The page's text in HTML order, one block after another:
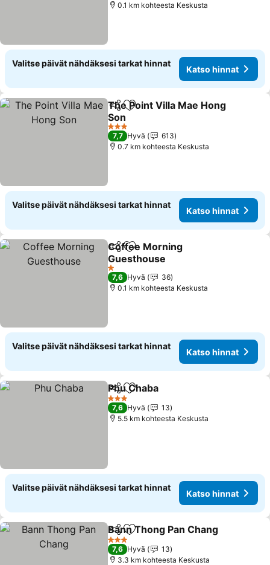
0.1 km kohteesta Keskusta
Valitse päivät nähdäksesi tarkat hinnat
Katso hinnat
Jaa Lisää suosikkeihin
The Point Villa Mae Hong
Son
3 Tähtiluokitus
7,7 Hyvä
613
0.7 km kohteesta Keskusta
Valitse päivät nähdäksesi tarkat hinnat
Katso hinnat
Jaa Lisää suosikkeihin
Coffee Morning
Guesthouse
1 Tähtiluokitus
7,6 Hyvä
36
0.1 km kohteesta Keskusta
Valitse päivät nähdäksesi tarkat hinnat
Katso hinnat
Jaa Lisää suosikkeihin
Phu Chaba
3 Tähtiluokitus
7,6 Hyvä
13
5.5 km kohteesta Keskusta
Valitse päivät nähdäksesi tarkat hinnat
Katso hinnat
Jaa Lisää suosikkeihin
Bann Thong Pan Chang
3 Tähtiluokitus
7,6 Hyvä
13
3.3 km kohteesta Keskusta